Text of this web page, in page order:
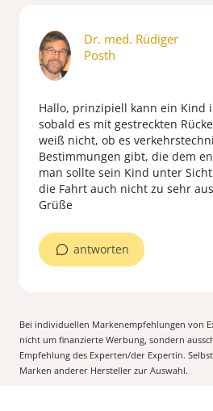
Dr. med. Rüdiger
Posth
Hallo, prinzipiell kann ein Kind
sobald es mit gestreckten
weiß nicht, ob es
Bestimmungen gibt, die dem
man sollte sein Kind unter
die Fahrt auch nicht zu sehr
Grüße
antworten
Bei individuellen Markenempfehlungen von
nicht um finanzierte Werbung, sondern
Empfehlung des Experten/der Expertin.
Marken anderer Hersteller zur Auswahl.